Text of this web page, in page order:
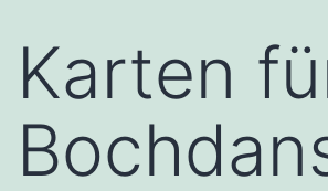
Karten